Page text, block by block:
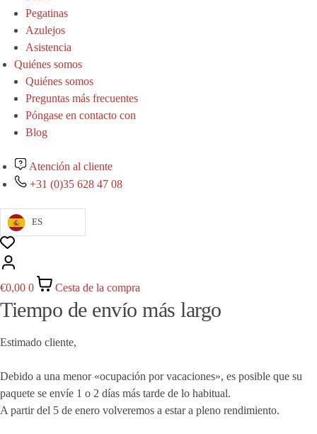
Pegatinas
Azulejos
Asistencia
Quiénes somos
Quiénes somos
Preguntas más frecuentes
Póngase en contacto con
Blog
Atención al cliente
+31 (0)35 628 47 08
ES
€0,00 0 Cesta de la compra
Tiempo de envío más largo
Estimado cliente,
Debido a una menor «ocupación por vacaciones», es posible que su
paquete se envíe 1 o 2 días más tarde de lo habitual.
A partir del 5 de enero volveremos a estar a pleno rendimiento.